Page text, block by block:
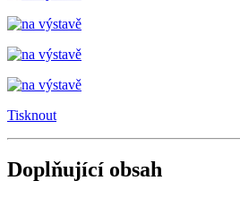
Tisknout
Doplňující obsah